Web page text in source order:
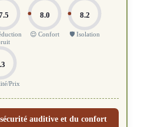
8.0
😌 Confort
8.2
🛡️ Isolation
Prix
auditive et du confort